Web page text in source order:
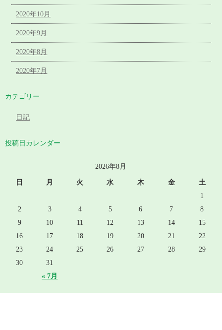
2020年10月
2020年9月
2020年8月
2020年7月
カテゴリー
日記
投稿日カレンダー
2026年8月
日 月 火 水 木 金 土
« 7月
1
2
3 4 5 6 7
8
9
10 11 12 13 14
15
16
17 18 19 20 21
22
23
24 25 26 27 28
29
30
31